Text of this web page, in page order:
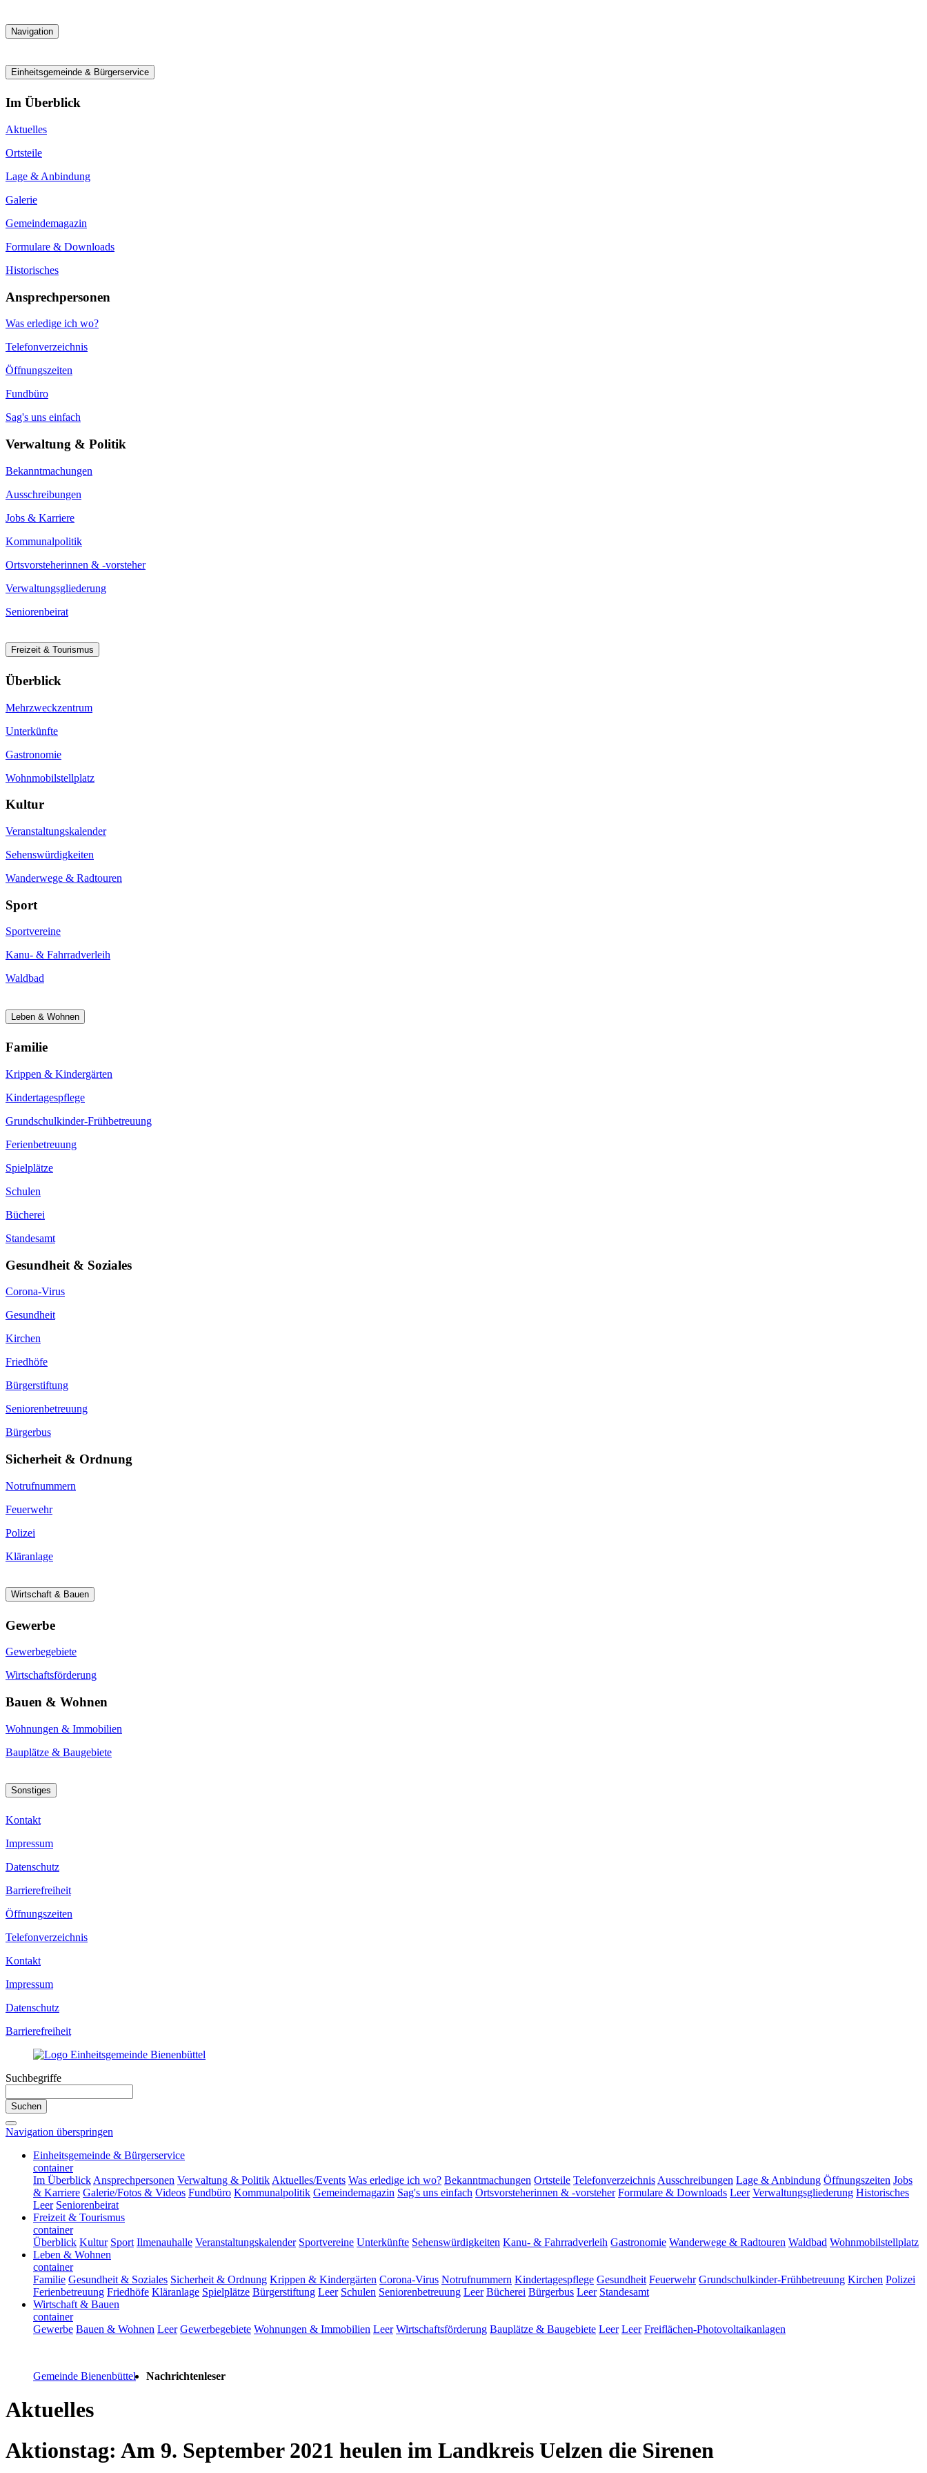
Navigation
Einheitsgemeinde & Bürgerservice
Im Überblick
Aktuelles
Ortsteile
Lage & Anbindung
Galerie
Gemeindemagazin
Formulare & Downloads
Historisches
Ansprechpersonen
Was erledige ich wo?
Telefonverzeichnis
Öffnungszeiten
Fundbüro
Sag's uns einfach
Verwaltung & Politik
Bekanntmachungen
Ausschreibungen
Jobs & Karriere
Kommunalpolitik
Ortsvorsteherinnen & -vorsteher
Verwaltungsgliederung
Seniorenbeirat
Freizeit & Tourismus
Überblick
Mehrzweckzentrum
Unterkünfte
Gastronomie
Wohnmobilstellplatz
Kultur
Veranstaltungskalender
Sehenswürdigkeiten
Wanderwege & Radtouren
Sport
Sportvereine
Kanu- & Fahrradverleih
Waldbad
Leben & Wohnen
Familie
Krippen & Kindergärten
Kindertagespflege
Grundschulkinder-Frühbetreuung
Ferienbetreuung
Spielplätze
Schulen
Bücherei
Standesamt
Gesundheit & Soziales
Corona-Virus
Gesundheit
Kirchen
Friedhöfe
Bürgerstiftung
Seniorenbetreuung
Bürgerbus
Sicherheit & Ordnung
Notrufnummern
Feuerwehr
Polizei
Kläranlage
Wirtschaft & Bauen
Gewerbe
Gewerbegebiete
Wirtschaftsförderung
Bauen & Wohnen
Wohnungen & Immobilien
Bauplätze & Baugebiete
Sonstiges
Kontakt
Impressum
Datenschutz
Barrierefreiheit
Öffnungszeiten
Telefonverzeichnis
Kontakt
Impressum
Datenschutz
Barrierefreiheit
Suchbegriffe
Suchen
Navigation überspringen
Einheitsgemeinde & Bürgerservice
container
Im Überblick Ansprechpersonen Verwaltung & Politik Aktuelles/Events Was erledige ich wo? Bekanntmachungen Ortsteile Telefonverzeichnis Ausschreibungen Lage & Anbindung Öffnungszeiten Jobs
& Karriere Galerie/Fotos & Videos Fundbüro Kommunalpolitik Gemeindemagazin Sag's uns einfach Ortsvorsteherinnen & -vorsteher Formulare & Downloads Leer Verwaltungsgliederung Historisches
Leer Seniorenbeirat
Freizeit & Tourismus
container
Überblick Kultur Sport Ilmenauhalle Veranstaltungskalender Sportvereine Unterkünfte Sehenswürdigkeiten Kanu- & Fahrradverleih Gastronomie Wanderwege & Radtouren Waldbad Wohnmobilstellplatz
Leben & Wohnen
container
Familie Gesundheit & Soziales Sicherheit & Ordnung Krippen & Kindergärten Corona-Virus Notrufnummern Kindertagespflege Gesundheit Feuerwehr Grundschulkinder-Frühbetreuung Kirchen Polizei
Ferienbetreuung Friedhöfe Kläranlage Spielplätze Bürgerstiftung Leer Schulen Seniorenbetreuung Leer Bücherei Bürgerbus Leer Standesamt
Wirtschaft & Bauen
container
Gewerbe Bauen & Wohnen Leer Gewerbegebiete Wohnungen & Immobilien Leer Wirtschaftsförderung Bauplätze & Baugebiete Leer Leer Freiflächen-Photovoltaikanlagen
Gemeinde Bienenbüttel Nachrichtenleser
Aktuelles
Aktionstag: Am 9. September 2021 heulen im Landkreis Uelzen die Sirenen